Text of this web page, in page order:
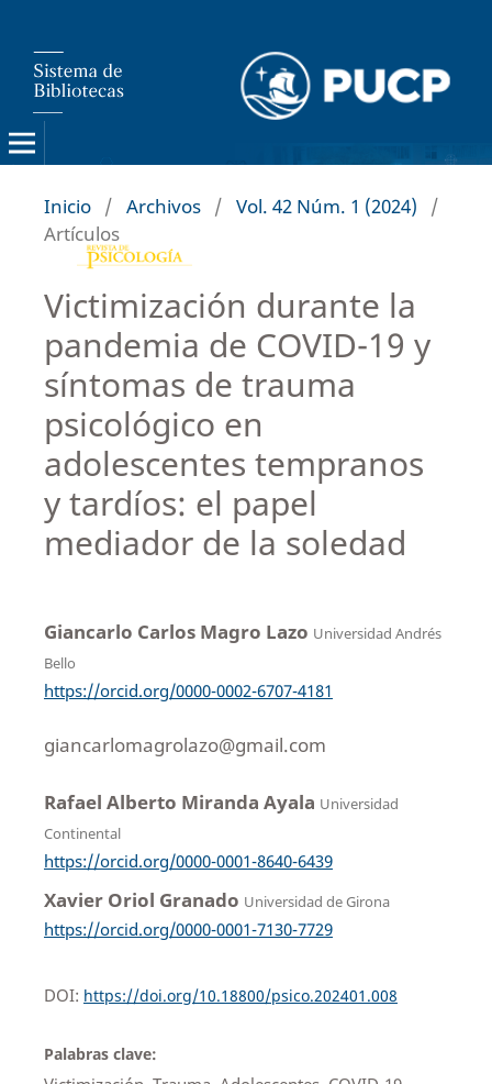
Inicio / Archivos / Vol. 42 Núm. 1 (2024)
/
Artículos
Victimización durante la
pandemia de COVID-19 y
síntomas de trauma
psicológico en
adolescentes tempranos
y tardíos: el papel
mediador de la soledad
Giancarlo Carlos Magro Lazo Universidad Andrés
Bello
https://orcid.org/0000-0002-6707-4181
giancarlomagrolazo@gmail.com
Rafael Alberto Miranda Ayala Universidad
Continental
https://orcid.org/0000-0001-8640-6439
Xavier Oriol Granado Universidad de Girona
https://orcid.org/0000-0001-7130-7729
DOI: https://doi.org/10.18800/psico.202401.008
Palabras clave: